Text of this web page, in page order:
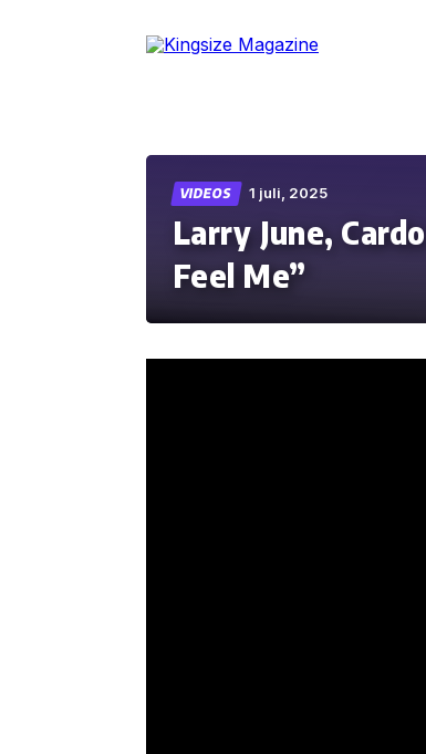
VIDEOS 1 juli, 2025
Larry June,
Feel Me”